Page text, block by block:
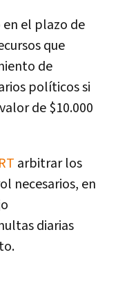
el plazo de
que
de
políticos si
de $10.000
arbitrar los
necesarios, en
diarias